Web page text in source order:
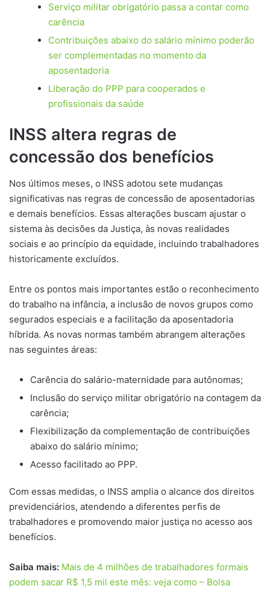
Serviço militar obrigatório passa a contar como
carência
Contribuições abaixo do salário mínimo poderão
ser complementadas no momento da
aposentadoria
Liberação do PPP para cooperados e
profissionais da saúde
INSS altera regras de
concessão dos benefícios
Nos últimos meses, o INSS adotou sete mudanças
significativas nas regras de concessão de aposentadorias
e demais benefícios. Essas alterações buscam ajustar o
sistema às decisões da Justiça, às novas realidades
sociais e ao princípio da equidade, incluindo trabalhadores
historicamente excluídos.
Entre os pontos mais importantes estão o reconhecimento
do trabalho na infância, a inclusão de novos grupos como
segurados especiais e a facilitação da aposentadoria
híbrida. As novas normas também abrangem alterações
nas seguintes áreas:
Carência do salário-maternidade para autônomas;
Inclusão do serviço militar obrigatório na contagem da
carência;
Flexibilização da complementação de contribuições
abaixo do salário mínimo;
Acesso facilitado ao PPP.
Com essas medidas, o INSS amplia o alcance dos direitos
previdenciários, atendendo a diferentes perfis de
trabalhadores e promovendo maior justiça no acesso aos
benefícios.
Saiba mais: Mais de 4 milhões de trabalhadores formais
podem sacar R$ 1,5 mil este mês: veja como – Bolsa